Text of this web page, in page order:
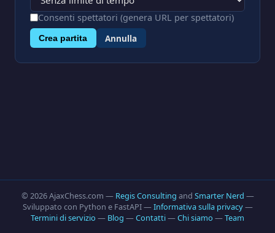
Consenti spettatori (genera URL per spettatori)
Crea partita Annulla
© 2026 AjaxChess.com — Regis Consulting and Smarter Nerd —
Sviluppato con Python e FastAPI —Informativa sulla privacy—
Termini di servizio — Blog —Contatti—Chi siamo —Team